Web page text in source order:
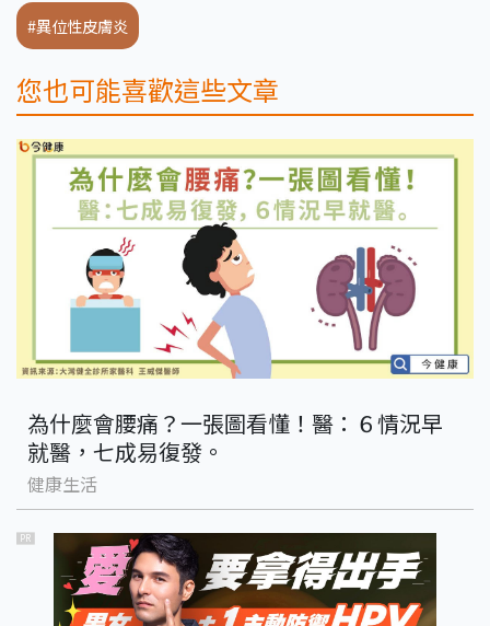
#異位性皮膚炎
您也可能喜歡這些文章
為什麼會腰痛？一張圖看懂！醫：６情況早
就醫，七成易復發。
健康生活
PR